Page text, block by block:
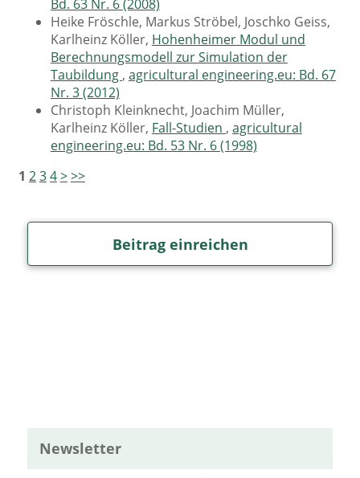
Bd. 63 Nr. 6 (2008)
Heike Fröschle, Markus Ströbel, Joschko Geiss,
Karlheinz Köller, Hohenheimer Modul und
Berechnungsmodell zur Simulation der
Taubildung , agricultural engineering.eu: Bd. 67
Nr. 3 (2012)
Christoph Kleinknecht, Joachim Müller,
Karlheinz Köller, Fall-Studien , agricultural
engineering.eu: Bd. 53 Nr. 6 (1998)
1 234>>>
Beitrag einreichen
Newsletter